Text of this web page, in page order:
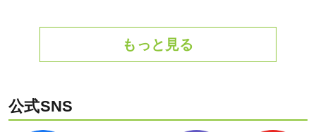
もっと見る
公式SNS